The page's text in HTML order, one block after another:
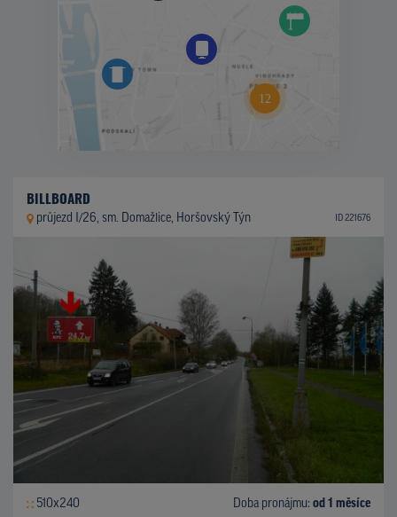
BILLBOARD
průjezd I/26, sm. Domažlice, Horšovský Týn ID 221676
510x240 Doba pronájmu: od 1 měsíce